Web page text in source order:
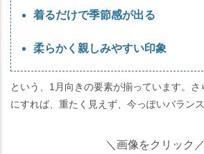
着るだけで季節感が出る
柔らかく親しみやすい印象
という、1月向きの要素が揃っています。
にすれば、重たく見えず、今っぽいバラン
＼画像をクリック／